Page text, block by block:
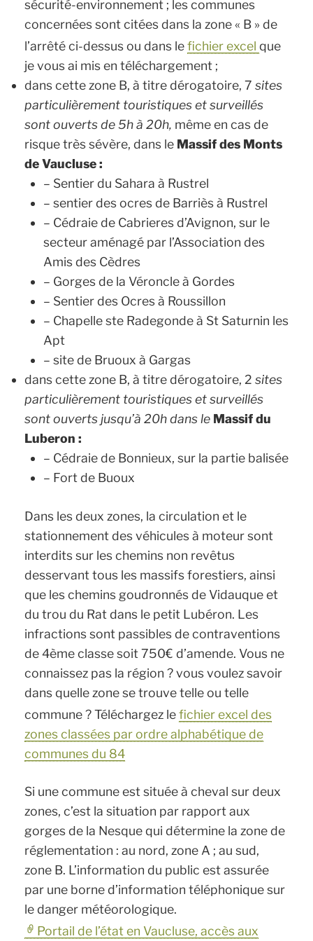
sécurité-environnement ; les communes
concernées sont citées dans la zone « B » de
l’arrêté ci-dessus ou dans lefichier excelque
je vous ai mis en téléchargement ;
dans cette zone B, à titre dérogatoire, 7 sites
particulièrement touristiques et surveillés
sont ouverts de 5h à 20h, même en cas de
risque très sévère, dans le Massif des Monts
de Vaucluse :
– Sentier du Sahara à Rustrel
– sentier des ocres de Barriès à Rustrel
– Cédraie de Cabrieres d’Avignon, sur le
secteur aménagé par l’Association des
Amis des Cèdres
– Gorges de la Véroncle à Gordes
– Sentier des Ocres à Roussillon
– Chapelle ste Radegonde à St Saturnin les
Apt
– site de Bruoux à Gargas
dans cette zone B, à titre dérogatoire, 2 sites
particulièrement touristiques et surveillés
sont ouverts jusqu’à 20h dans le Massif du
Luberon :
– Cédraie de Bonnieux, sur la partie balisée
– Fort de Buoux
Dans les deux zones, la circulation et le
stationnement des véhicules à moteur sont
interdits sur les chemins non revêtus
desservant tous les massifs forestiers, ainsi
que les chemins goudronnés de Vidauque et
du trou du Rat dans le petit Lubéron. Les
infractions sont passibles de contraventions
de 4ème classe soit 750€ d’amende. Vous ne
connaissez pas la région ? vous voulez savoir
dans quelle zone se trouve telle ou telle
commune ? Téléchargez lefichier excel des
zones classées par ordre alphabétique de
communes du 84
Si une commune est située à cheval sur deux
zones, c’est la situation par rapport aux
gorges de la Nesque qui détermine la zone de
réglementation : au nord, zone A ; au sud,
zone B. L’information du public est assurée
par une borne d’information téléphonique sur
le danger météorologique.
Portail de l’état en Vaucluse, accès aux